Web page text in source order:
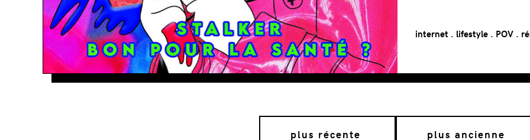
internet . lifestyle . POV .
plus récente plus ancienne